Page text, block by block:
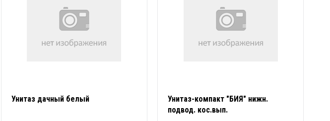
Унитаз дачный белый
Унитаз-компакт "БИЯ" нижн.
подвод. кос.вып.